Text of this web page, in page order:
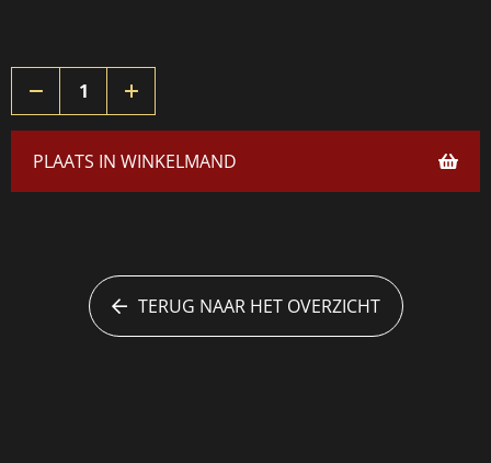
PLAATS IN WINKELMAND
TERUG NAAR HET OVERZICHT